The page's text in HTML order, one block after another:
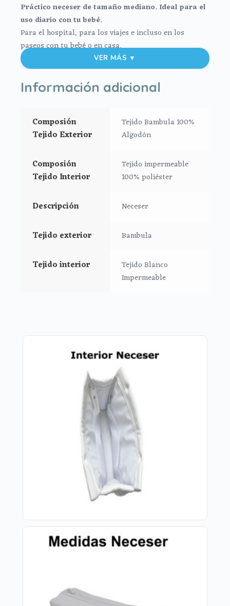
Práctico neceser de tamaño mediano. Ideal para el
uso diario con tu bebé.
Para el hospital, para los viajes e incluso en los
paseos con tu bebé o en casa.
El exterior en tejido bambula de algodón, muy suave y
agradable. Para el interior tejido blanco impermeable;
muy fácil de limpiar por dentro y por fuera con paño
natural.
Cierre con cremallera al tono del estampado.
organizadas en el interior.
Medidas Neceser:
15 cms Alto
10 cms de lomo
VER MÁS ▼
Información adicional
Composión
Tejido Exterior
Tejido Bambula 100%
Algodón
Composión
Tejido Interior
Tejido impermeable
100% poliéster
Descripción Neceser
Tejido exterior Bambula
Tejido interior
Tejido Blanco
Impermeable